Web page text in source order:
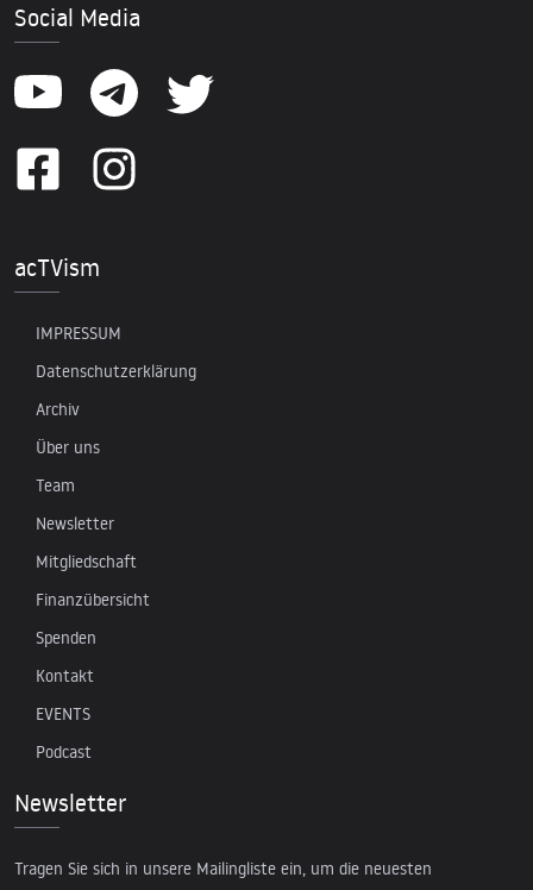
Social Media
acTVism
IMPRESSUM
Datenschutzerklärung
Archiv
Über uns
Team
Newsletter
Mitgliedschaft
Finanzübersicht
Spenden
Kontakt
EVENTS
Podcast
Newsletter
Tragen Sie sich in unsere Mailingliste ein, um die neuesten